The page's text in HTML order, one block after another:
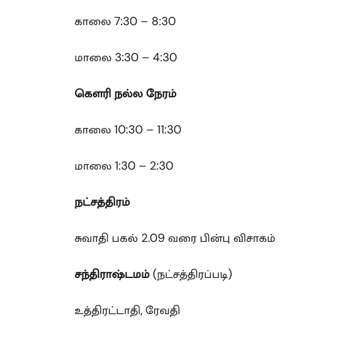
காலை 7:30 – 8:30
மாலை 3:30 – 4:30
கௌரி நல்ல நேரம்
காலை 10:30 – 11:30
மாலை 1:30 – 2:30
நட்சத்திரம்
சுவாதி பகல் 2.09 வரை பின்பு விசாகம்
சந்திராஷ்டமம் (நட்சத்திரப்படி)
உத்திரட்டாதி, ரேவதி